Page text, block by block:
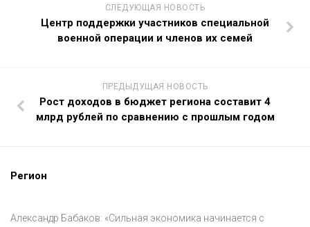
СЛЕДУЮЩАЯ НОВОСТЬ
Центр поддержки участников специальной
военной операции и членов их семей
ПРЕДЫДУЩАЯ НОВОСТЬ
Рост доходов в бюджет региона составит 4
млрд рублей по сравнению с прошлым годом
Регион
Александр Бабаков: «Сильная экономика начинается с